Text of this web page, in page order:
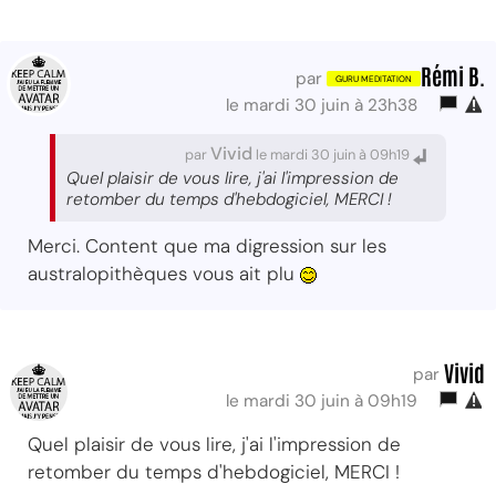
par Rémi B.
le mardi 30 juin à 23h38
parVivid le mardi 30 juin à 09h19
Quel plaisir de vous lire, j'ai l'impression de
retomber du temps d'hebdogiciel, MERCI !
Merci. Content que ma digression sur les
australopithèques vous ait plu
par Vivid
le mardi 30 juin à 09h19
Quel plaisir de vous lire, j'ai l'impression de
retomber du temps d'hebdogiciel, MERCI !